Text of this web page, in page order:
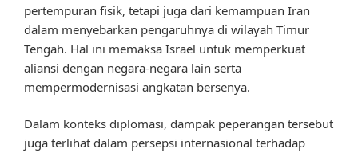
pertempuran fisik, tetapi juga dari kemampuan Iran
dalam menyebarkan pengaruhnya di wilayah Timur
Tengah. Hal ini memaksa Israel untuk memperkuat
aliansi dengan negara-negara lain serta
mempermodernisasi angkatan bersenya.
Dalam konteks diplomasi, dampak peperangan tersebut
juga terlihat dalam persepsi internasional terhadap